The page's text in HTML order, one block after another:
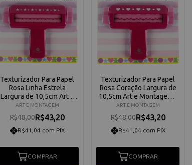
Texturizador Para Papel
Rosa Linha Estrela
Largura de 10,5cm Art e
Montagem - TEX003
ART E MONTAGEM
R$48,00R$43,20
R$41,04 com PIX
COMPRAR
Texturizador Para Papel
Rosa Coração Largura de
10,5cm Art e Montagem -
TEX002
ART E MONTAGEM
R$48,00R$43,20
R$41,04 com PIX
COMPRAR